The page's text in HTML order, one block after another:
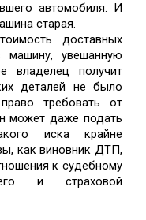
автомобиля. И
старая.
доставных
машину, увешанную
владелец получит
деталей не было
требовать от
может даже подать
иска крайне
как виновник ДТП,
к судебному
и страховой